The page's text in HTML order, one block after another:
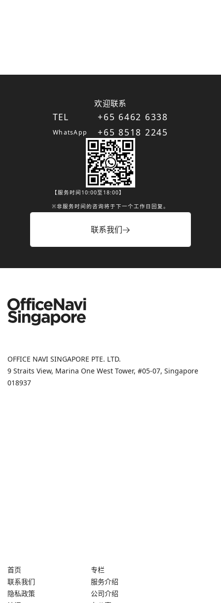
欢迎联系
TEL
WhatsApp
+65 6462 6338
+65 8518 2245
【服务时间10:00至18:00】
※非服务时间的咨询将于下一个工作日回复。
联系我们
OFFICE NAVI SINGAPORE PTE. LTD.
9 Straits View, Marina One West Tower, #05-07, Singapore
018937
首页
专栏
联系我们
服务介绍
隐私政策
公司介绍